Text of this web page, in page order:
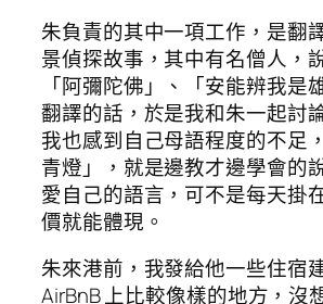
朱負責的其中一項工作，是翻
景偵探故事，其中有名僧人，
「阿彌陀佛」、「安能辨我是
翻譯的話，於是我和朱一起討
我也感到自己母語程度的不足
青燈」，就是邊教才邊學會的
愛自己的語言，可不是每天掛
價就能體現。
朱來港前，我發給他一些住宿
AirBnB 上比較像樣的地方，沒